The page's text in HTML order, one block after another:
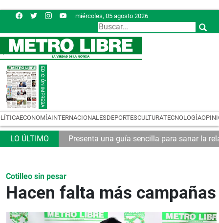
miércoles, 05 agosto 2026
ECONOMÍAINTERNACIONALESDEPORTESCULTURATECNOLOGÍA
logísticos Presenta una guía sencilla para sanar la
Cotilleo sin pesar
Hacen falta más campañas